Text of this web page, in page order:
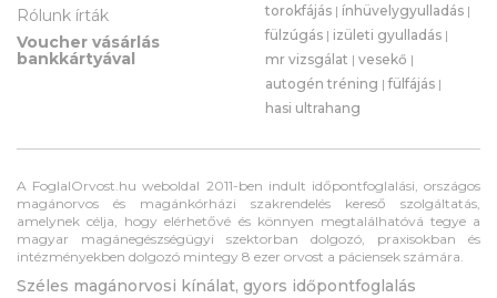
Rólunk írták
Voucher vásárlás
bankkártyával
torokfájás | ínhüvelygyulladás |
fülzúgás | izületi gyulladás |
mr vizsgálat | vesekő |
autogén tréning |fülfájás |
hasi ultrahang
A FoglalOrvost.hu weboldal 2011-ben indult időpontfoglalási, országos
magánorvos és magánkórházi szakrendelés kereső szolgáltatás,
amelynek célja, hogy elérhetővé és könnyen megtalálhatóvá tegye a
magyar magánegészségügyi szektorban dolgozó, praxisokban és
intézményekben dolgozó mintegy 8 ezer orvost a páciensek számára.
Széles magánorvosi kínálat, gyors időpontfoglalás